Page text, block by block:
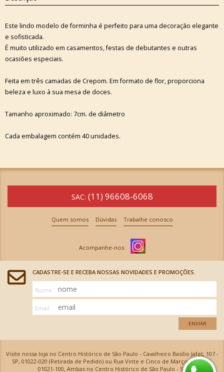
Este lindo modelo de forminha é perfeito para uma decoração elegante
e sofisticada.
É muito utilizado em casamentos, festas de debutantes e outras
ocasiões especiais.
Feita em três camadas de Crepom. Em formato de flor, proporciona
beleza e luxo à sua mesa de doces.
Tamanho aproximado: 7cm. de diâmetro
Cada embalagem contém 40 unidades.
SAC: (11) 96608-6068
Quem somos Dúvidas Trabalhe conosco
CADASTRE-SE E RECEBA NOSSAS NOVIDADES E PROMOÇÕES.
Nome
Email
ENVIAR
Visite nossa loja no Centro Histórico de São Paulo - Cavalheiro Basílio Jafet, 107 -
SP, 01022-020 (Retirada de Pedido) ou Rua Vinte e Cinco de Março, 576 - SP,
01021-100, Ambas no Centro Histórico de São Paulo - SP